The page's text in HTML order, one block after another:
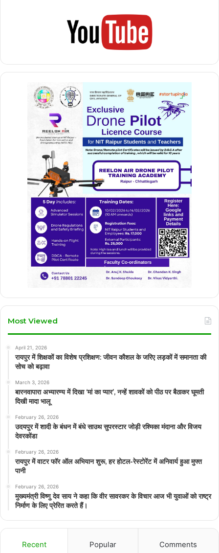
Most Viewed
April 21, 2026
रायपुर में शिक्षकों का विशेष प्रशिक्षण: जीवन कौशल के जरिए लड़कों में समानता की
सोच को बढ़ावा
March 3, 2026
बारनवापारा अभ्यारण्य में दिखा ‘मां का प्यार’, नन्हें शावकों को पीठ पर बैठाकर घूमती
दिखी मादा भालू
February 26, 2026
उदयपुर में शादी के बंधन में बंधे साउथ सुपरस्टार जोड़ी रश्मिका मंदाना और विजय
देवरकोंडा
February 26, 2026
रायपुर में वाटर फॉर ऑल अभियान शुरू, हर होटल-रेस्टोरेंट में अनिवार्य हुआ मुफ्त
पानी
February 26, 2026
मुख्यमंत्री विष्णु देव साय ने कहा कि वीर सावरकर के विचार आज भी युवाओं को राष्ट्र
निर्माण के लिए प्रेरित करते हैं।
Recent Popular Comments